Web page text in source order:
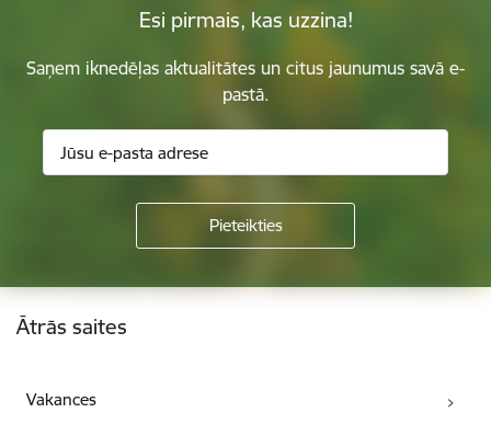
Esi pirmais, kas uzzina!
Saņem iknedēļas aktualitātes un citus jaunumus savā e-
pastā.
Kājene
Ātrās saites
Vakances